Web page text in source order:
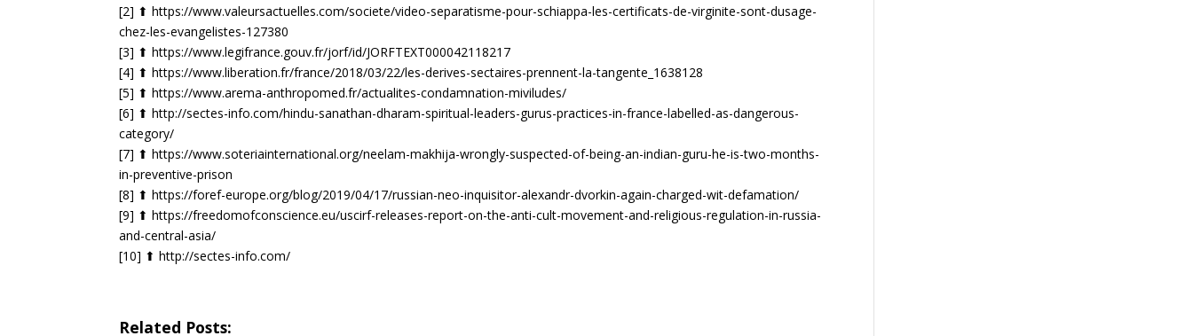
[2] ⬆︎ https://www.valeursactuelles.com/societe/video-separatisme-pour-schiappa-les-certificats-de-virginite-sont-dusage-
chez-les-evangelistes-127380
[3] ⬆︎ https://www.legifrance.gouv.fr/jorf/id/JORFTEXT000042118217
[4] ⬆︎ https://www.liberation.fr/france/2018/03/22/les-derives-sectaires-prennent-la-tangente_1638128
[5] ⬆︎ https://www.arema-anthropomed.fr/actualites-condamnation-miviludes/
[6] ⬆︎ http://sectes-info.com/hindu-sanathan-dharam-spiritual-leaders-gurus-practices-in-france-labelled-as-dangerous-
category/
[7] ⬆︎ https://www.soteriainternational.org/neelam-makhija-wrongly-suspected-of-being-an-indian-guru-he-is-two-months-
in-preventive-prison
[8] ⬆︎ https://foref-europe.org/blog/2019/04/17/russian-neo-inquisitor-alexandr-dvorkin-again-charged-wit-defamation/
[9] ⬆︎ https://freedomofconscience.eu/uscirf-releases-report-on-the-anti-cult-movement-and-religious-regulation-in-russia-
and-central-asia/
[10] ⬆︎ http://sectes-info.com/
Related Posts: